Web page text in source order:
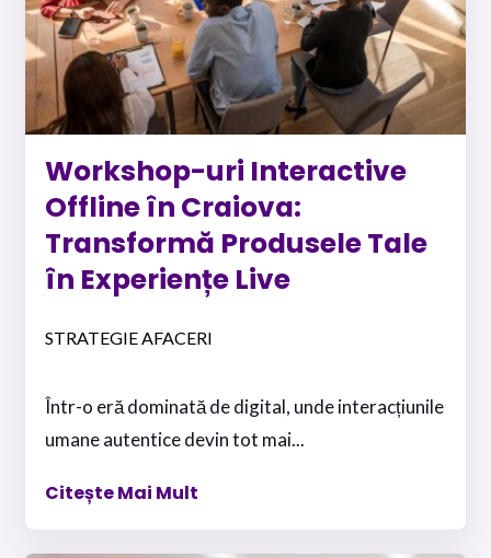
Workshop-uri Interactive
Offline în Craiova:
Transformă Produsele Tale
în Experiențe Live
STRATEGIE AFACERI
Într-o eră dominată de digital, unde interacțiunile
umane autentice devin tot mai...
Citește Mai Mult